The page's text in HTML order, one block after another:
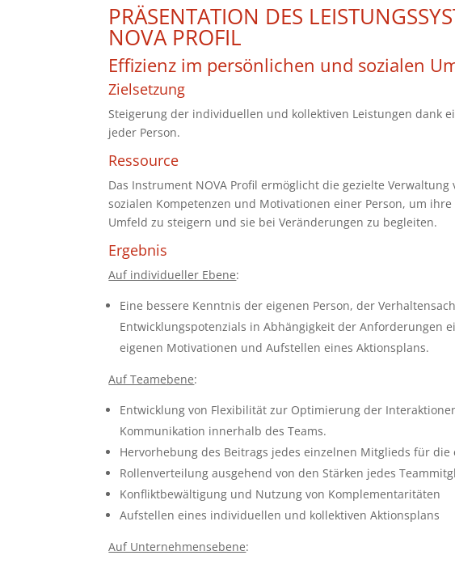
PRÄSENTATION DES
NOVA PROFIL
Effizienz im persönlichen und sozialen
Zielsetzung
Steigerung der individuellen und kollektiven Leistungen dank
jeder Person.
Ressource
Das Instrument NOVA Profil ermöglicht die gezielte
sozialen Kompetenzen und Motivationen einer Person, um
Umfeld zu steigern und sie bei Veränderungen zu begleiten.
Ergebnis
Auf individueller Ebene:
Eine bessere Kenntnis der eigenen Person, der
Entwicklungspotenzials in Abhängigkeit der Anforderungen
eigenen Motivationen und Aufstellen eines Aktionsplans.
Auf Teamebene:
Entwicklung von Flexibilität zur Optimierung der
Kommunikation innerhalb des Teams.
Hervorhebung des Beitrags jedes einzelnen Mitglieds für
Rollenverteilung ausgehend von den Stärken jedes
Konfliktbewältigung und Nutzung von Komplementaritäten
Aufstellen eines individuellen und kollektiven Aktionsplans
Auf Unternehmensebene: